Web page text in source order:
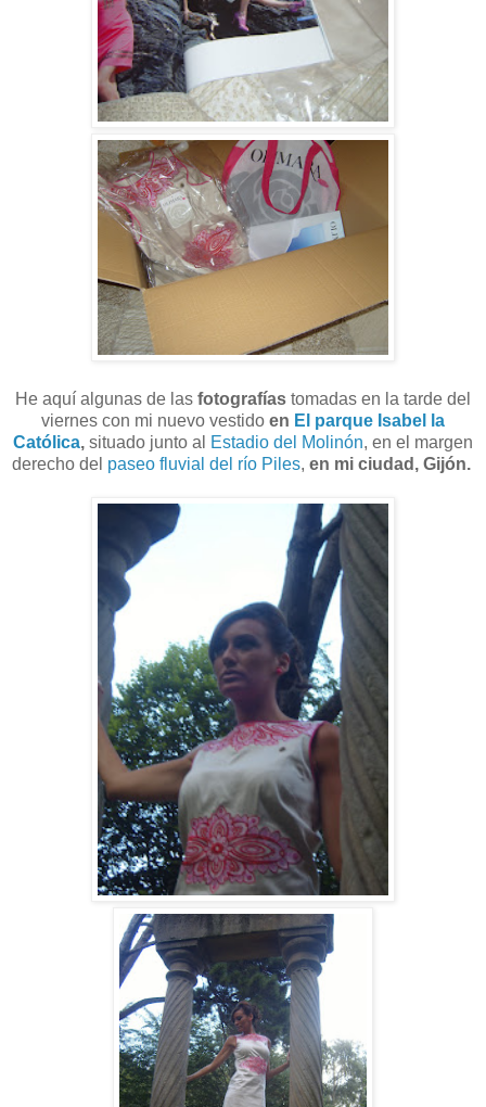
He aquí algunas de las fotografías tomadas en la tarde del
viernes con mi nuevo vestido en El parque Isabel la
Católica, situado junto al Estadio del Molinón, en el margen
derecho del paseo fluvial del río Piles, en mi ciudad, Gijón.